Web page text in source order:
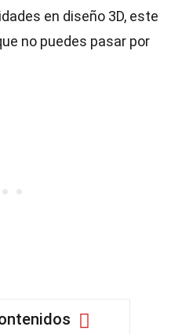
en diseño 3D, este
no puedes pasar por